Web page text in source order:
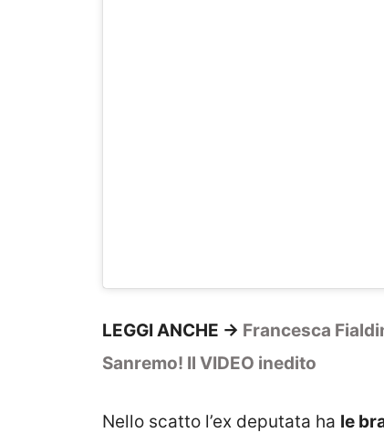
LEGGI ANCHE -> Francesca
Sanremo! Il VIDEO inedito
Nello scatto l’ex deputata ha le